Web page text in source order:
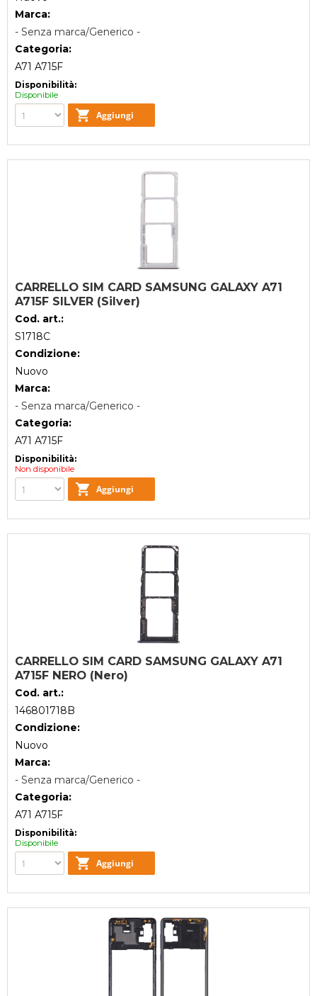
Marca:
- Senza marca/Generico -
Categoria:
A71 A715F
Disponibilità:
Disponibile
CARRELLO SIM CARD SAMSUNG GALAXY A71
A715F SILVER (Silver)
Cod. art.:
S1718C
Condizione:
Nuovo
Marca:
- Senza marca/Generico -
Categoria:
A71 A715F
Disponibilità:
Non disponibile
CARRELLO SIM CARD SAMSUNG GALAXY A71
A715F NERO (Nero)
Cod. art.:
146801718B
Condizione:
Nuovo
Marca:
- Senza marca/Generico -
Categoria:
A71 A715F
Disponibilità:
Disponibile